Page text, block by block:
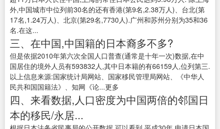
外,中国城市中位列前30名的还有香港(第9名,2.38万人)、台北(第
17名,1.24万人)、北京(第29名,7730人).广州和苏州分别为35和36
名.在这...
三、在中国,中国籍的日本裔多不多?
但是依据2010年第六次全国人口普查(通常是十年一次)数据,在中
国居住的境外人员有593832人,其中日本籍的有66159人,位列第三.
以上信息来源:国家统计局网站、国家移民管理局网站、《中华人
民共和国国籍法》、知网《论...更多
四、来看数据,人口密度为中国两倍的邻国日
本的移民/永居...